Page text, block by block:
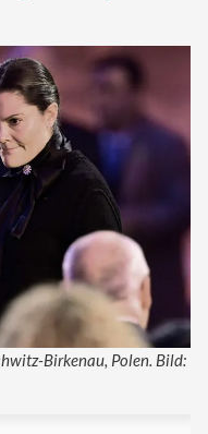
Birkenau, Polen. Bild: